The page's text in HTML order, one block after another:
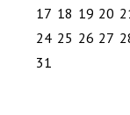
17 18 19 20
24 25 26 27
31